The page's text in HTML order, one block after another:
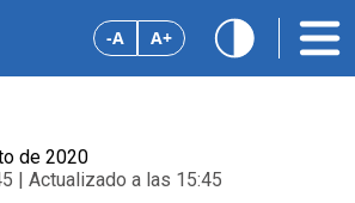
-A A+
de 2020
| Actualizado a las 15:45